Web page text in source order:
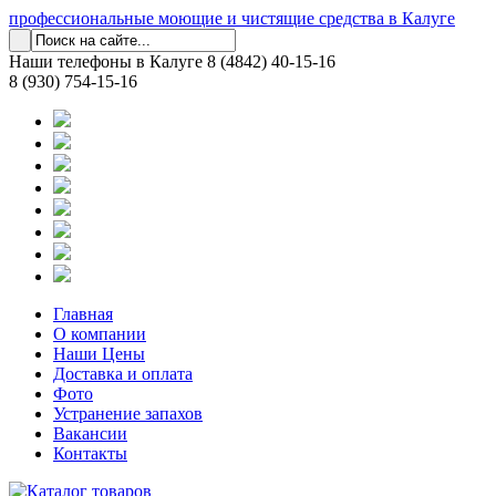
профессиональные моющие и чистящие средства в Калуге
Наши телефоны в Калуге 8 (4842) 40-15-16
8 (930) 754-15-16
Главная
О компании
Наши Цены
Доставка и оплата
Фото
Устранение запахов
Вакансии
Контакты